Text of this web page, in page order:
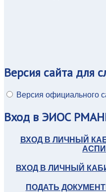
Версия сайта для
Версия официального
Вход в ЭИОС
ВХОД В ЛИЧНЫЙ
ВХОД В ЛИЧНЫЙ
ПОДАТЬ